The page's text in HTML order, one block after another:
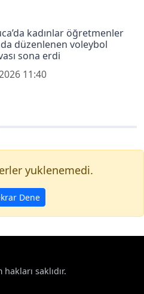
kadınlar öğretmenler
düzenlenen voleybol
sona erdi
11:40
yuklenemedi.
Dene
saklıdır.